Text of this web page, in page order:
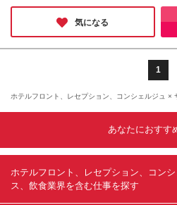
よる） ・昇給年1回
る）
合があります 勤務地一覧 ■東京エリア：⽻⽥、有明、
汐留、六本⽊、⽥町
宮）、神⼾（三宮）
新宿 ◎配属について
ずれかとなります。 ■本社 ┗東京都新宿区西新宿6-3-
ることがあります ※
気になる
1
ホテルフロント、レセプション、コンシェルジュ ×
あなたにおすす
ホテルフロント、レセプション、コン
ス、飲食業界を含む仕事を探す